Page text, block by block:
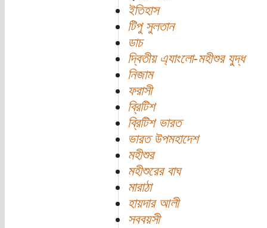
ইতিহাস
টিপু সুলতান
ডাচ
দ্বিতীয় এ্যাংলো-মহীশুর যুদ্ধ
নিজাম
ফরাসী
ব্রিটিশ
ব্রিটিশ ভারত
ভারত উপমহাদেশ
মহীশুর
মহীশুরের বাঘ
মারাঠা
হায়দার আলী
সববয়সী